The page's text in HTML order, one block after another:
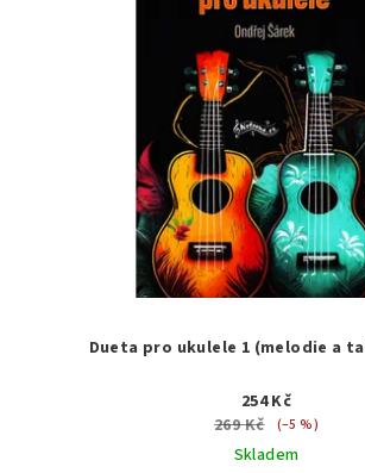
Dueta pro ukulele 1 (melodie a
254 Kč
269 Kč
(–5 %)
Skladem